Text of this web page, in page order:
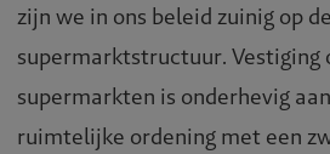
zijn we in ons beleid zuinig op de
supermarktstructuur. Vestiging
supermarkten is onderhevig
ruimtelijke ordening met een